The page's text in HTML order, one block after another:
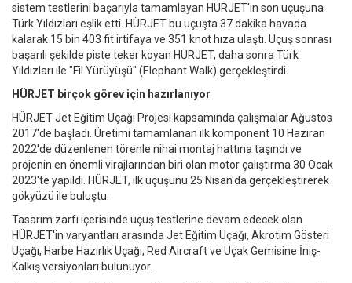
sistem testlerini başarıyla tamamlayan HÜRJET'in son uçuşuna
Türk Yıldızları eşlik etti. HÜRJET bu uçuşta 37 dakika havada
kalarak 15 bin 403 fit irtifaya ve 351 knot hıza ulaştı. Uçuş sonrası
başarılı şekilde piste teker koyan HÜRJET, daha sonra Türk
Yıldızları ile "Fil Yürüyüşü" (Elephant Walk) gerçekleştirdi.
HÜRJET birçok görev için hazırlanıyor
HÜRJET Jet Eğitim Uçağı Projesi kapsamında çalışmalar Ağustos
2017'de başladı. Üretimi tamamlanan ilk komponent 10 Haziran
2022'de düzenlenen törenle nihai montaj hattına taşındı ve
projenin en önemli virajlarından biri olan motor çalıştırma 30 Ocak
2023'te yapıldı. HÜRJET, ilk uçuşunu 25 Nisan'da gerçekleştirerek
gökyüzü ile buluştu.
Tasarım zarfı içerisinde uçuş testlerine devam edecek olan
HÜRJET'in varyantları arasında Jet Eğitim Uçağı, Akrotim Gösteri
Uçağı, Harbe Hazırlık Uçağı, Red Aircraft ve Uçak Gemisine İniş-
Kalkış versiyonları bulunuyor.